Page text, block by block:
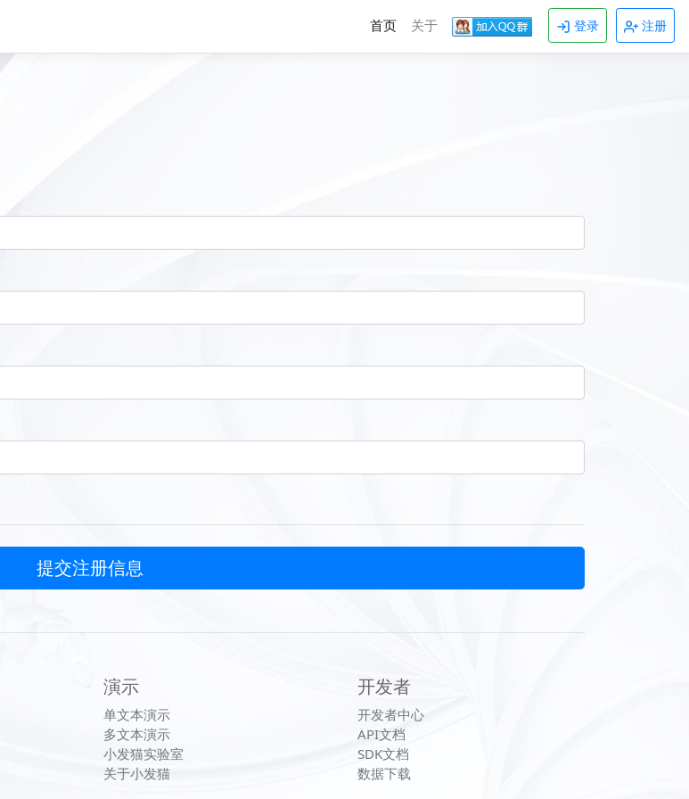
首页 关于 登录 注册
演示
单文本演示
多文本演示
小发猫实验室
关于小发猫
开发者
开发者中心
API文档
SDK文档
数据下载